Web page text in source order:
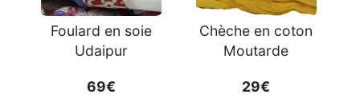
Foulard en soie
Udaipur
69€
Chèche en coton
Moutarde
29€